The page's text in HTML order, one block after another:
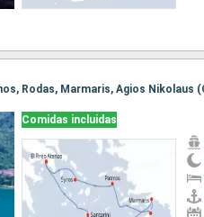
Comidas incluidas